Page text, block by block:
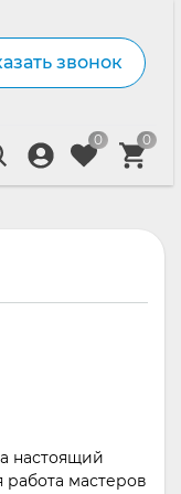
звонок
0 0
настоящий
работа мастеров